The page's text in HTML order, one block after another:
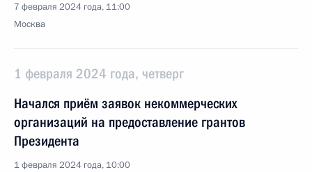
7 февраля 2024 года, 11:00
Москва
1 февраля 2024 года, четверг
Начался приём заявок некоммерческих
организаций на предоставление грантов
Президента
1 февраля 2024 года, 10:00